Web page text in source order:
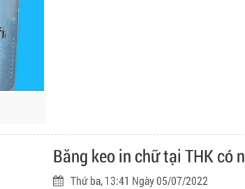
Băng keo in chữ tại THK có
Thứ ba, 13:41 Ngày 05/07/2022